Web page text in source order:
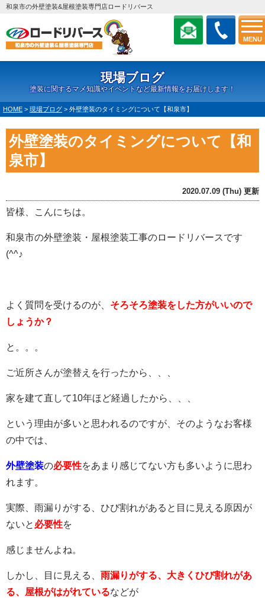
MENU
和泉市の外壁塗装&屋根塗装専門店ロードリバース
現場ブログ
塗装に関するマメ知識やイベントなど最新情報をお届けします！
HOME > 現場ブログ > 外壁塗装のタイミングについて【和泉市】
外壁塗装のタイミングについて【和
泉市】
2020.07.09 (Thu) 更新
皆様、こんにちは。
和泉市の外壁塗装・屋根塗装工事のロードリバースです
(^^♪
よく質問を受けるのが、 そろそろ塗装をした方がいいので
しょうか？
と。。。
ご近所さんが塗替えを行ったから、、、
家を建て直して10年ほど経過したから、、、
という理由が多いと思われるのですが、そのようなお客様
の中では、
外壁塗装の必要性をあまり感じてない方も多いように思わ
れます。
実際、雨漏りがする、ひび割れがあると目に見える原因が
ないと 必要性を
感じませんよね。
しかし、目に見える、 雨漏りがする、大きくひび割れがあ
る、屋根がはがれているなどが